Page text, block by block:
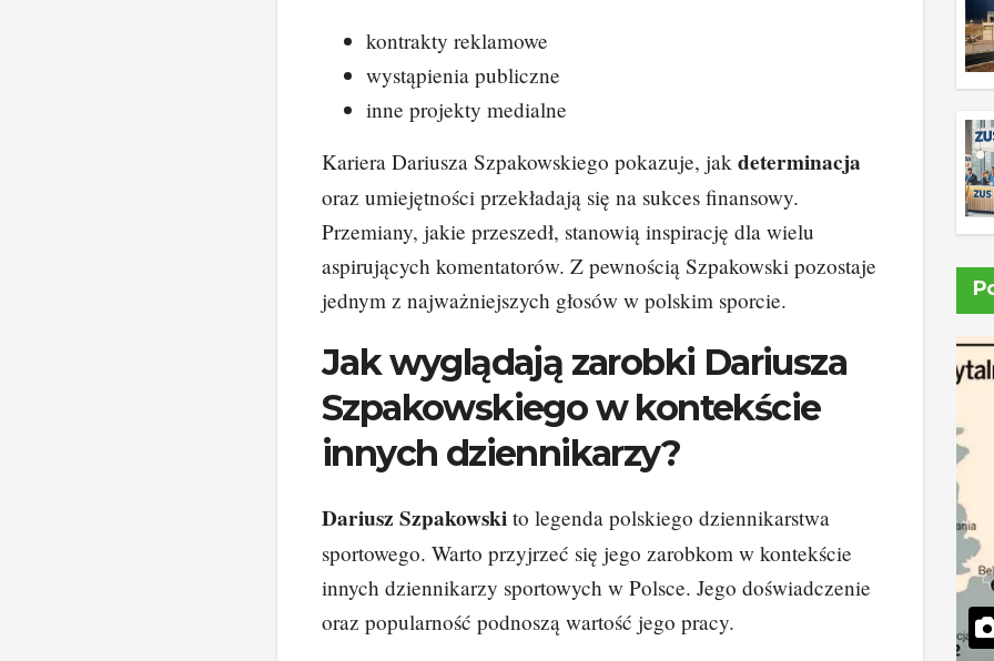
kontrakty reklamowe
wystąpienia publiczne
inne projekty medialne
Kariera Dariusza Szpakowskiego pokazuje, jak determinacja
oraz umiejętności przekładają się na sukces finansowy.
Przemiany, jakie przeszedł, stanowią inspirację dla wielu
aspirujących komentatorów. Z pewnością Szpakowski pozostaje
jednym z najważniejszych głosów w polskim sporcie.
Jak wyglądają zarobki Dariusza
Szpakowskiego w kontekście
innych dziennikarzy?
Dariusz Szpakowski to legenda polskiego dziennikarstwa
sportowego. Warto przyjrzeć się jego zarobkom w kontekście
innych dziennikarzy sportowych w Polsce. Jego doświadczenie
oraz popularność podnoszą wartość jego pracy.